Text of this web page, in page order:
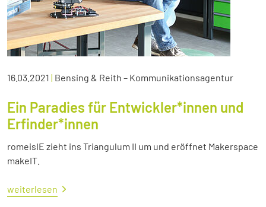
16.03.2021 | Bensing & Reith – Kommunikationsagentur
Ein Paradies für Entwickler*innen und
Erfinder*innen
romeisIE zieht ins Triangulum II um und eröffnet Makerspace
makeIT.
weiterlesen